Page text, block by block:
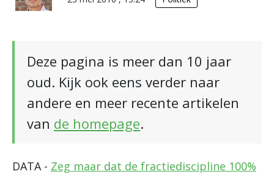
Deze pagina is meer dan 10 jaar
oud. Kijk ook eens verder naar
andere en meer recente artikelen
van de homepage.
DATA - Zeg maar dat de fractiediscipline 100%